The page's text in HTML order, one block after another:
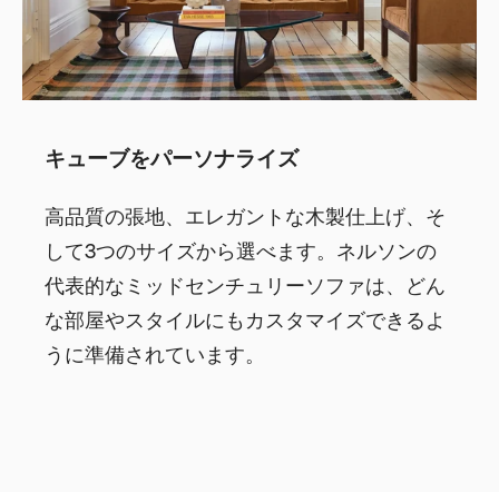
キューブをパーソナライズ
高品質の張地、エレガントな木製仕上げ、そ
して3つのサイズから選べます。ネルソンの
代表的なミッドセンチュリーソファは、どん
な部屋やスタイルにもカスタマイズできるよ
うに準備されています。